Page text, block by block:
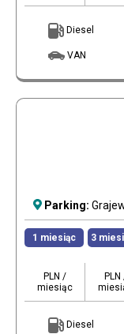
Diesel
VAN
Parking:
1 miesiąc 3
PLN /
miesiąc
PLN
Diesel